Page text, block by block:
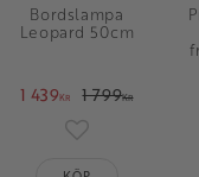
Bordslampa
Leopard 50cm
1 439KR 1 799KR
Lägg till i